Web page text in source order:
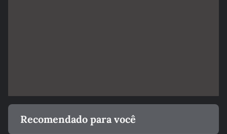
Recomendado para você